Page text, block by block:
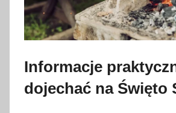
Informacje
dojechać na Święto